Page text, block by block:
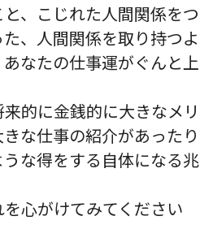
、こじれた人間関係をつ
、人間関係を取り持つよ
なたの仕事運がぐんと上
的に金銭的に大きなメリ
な仕事の紹介があったり
な得をする自体になる兆
心がけてみてください